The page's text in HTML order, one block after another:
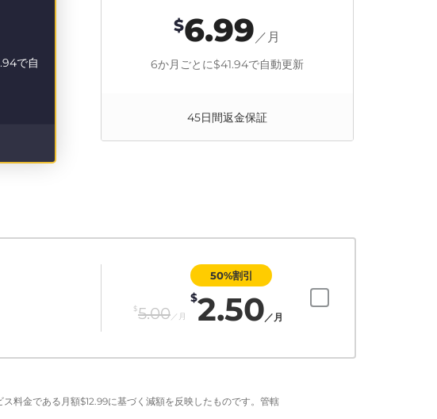
で自
$6.99 ／月
6か月ごとに$41.94で自動更新
45日間返金保証
$5.00／月
50%割引
$2.50 ／月
ス料金である月額$12.99に基づく減額を反映したものです。管轄